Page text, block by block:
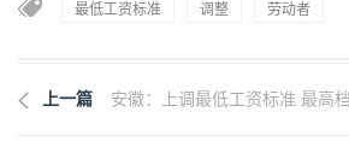
最低工资标准 调整 劳动者
上一篇 安徽：上调最低工资标准 最高